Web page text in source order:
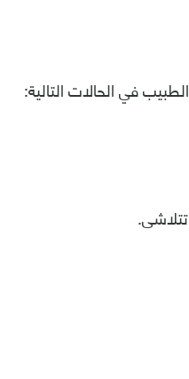
في الحالات التالية: